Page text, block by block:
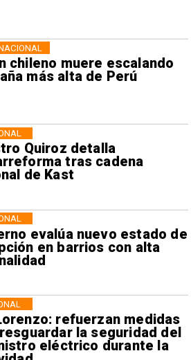
chileno muere escalando
más alta de Perú
Quiroz detalla
tras cadena
de Kast
evalúa nuevo estado de
en barrios con alta
refuerzan medidas
la seguridad del
eléctrico durante la